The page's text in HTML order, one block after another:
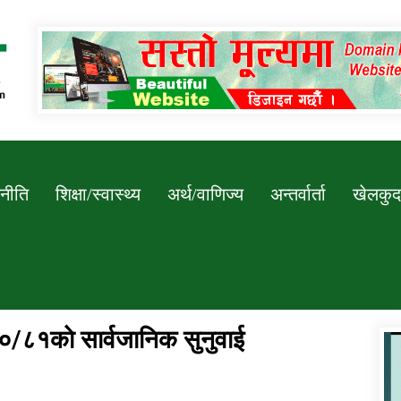
Newssarokar
शिक्षा/स्वास्थ्य अर्थ/वाणिज्य अन्तर्वार्ता खेलकुद
८१काे सार्वजानिक सुनुवाई